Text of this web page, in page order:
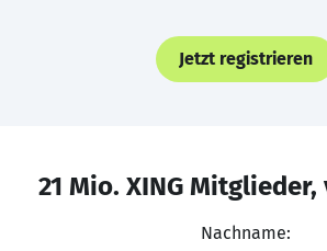
Jetzt registrieren
21 Mio. XING Mitglieder,
Nachname: